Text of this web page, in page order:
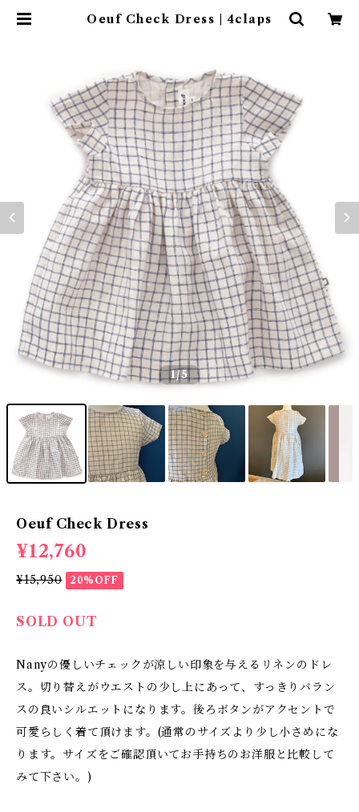
Oeuf Check Dress | 4claps
1/5
Oeuf Check Dress
¥12,760
¥15,950 20%OFF
SOLD OUT
Nanyの優しいチェックが涼しい印象を与えるリネンのドレ
ス。切り替えがウエストの少し上にあって、すっきりバラン
スの良いシルエットになります。後ろボタンがアクセントで
可愛らしく着て頂けます。(通常のサイズより少し小さめにな
ります。サイズをご確認頂いてお手持ちのお洋服と比較して
みて下さい。)